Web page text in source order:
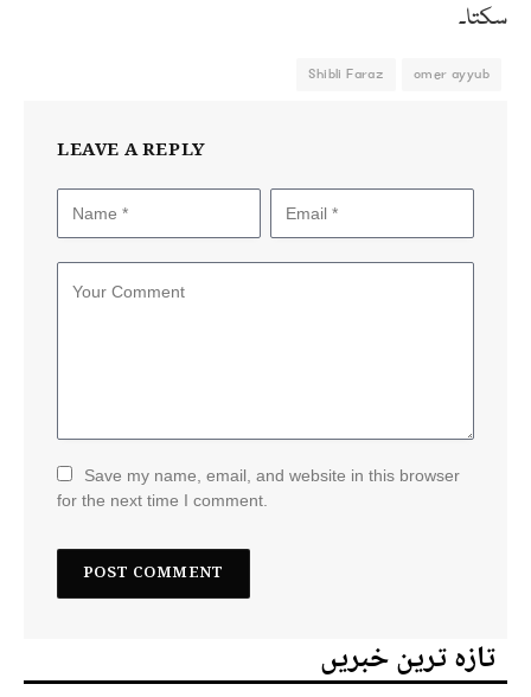
سکتا۔
omer ayyub
Shibli Faraz
LEAVE A REPLY
Save my name, email, and website in this browser
for the next time I comment.
تازہ ترین خبریں